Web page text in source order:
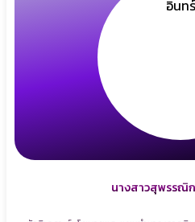
นางสาวสุพรรณิ